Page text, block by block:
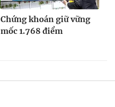
Chứng khoán giữ vững
mốc 1.768 điểm